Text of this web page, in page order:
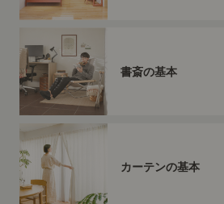
書斎の基本
カーテンの基本